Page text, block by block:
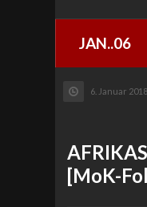
JAN..06
6. Januar 2018
[MoK-